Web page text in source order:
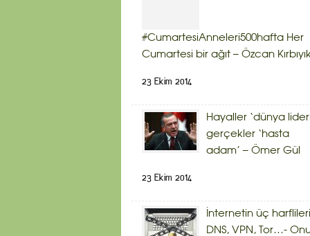
#CumartesiAnneleri500hafta Her
Cumartesi bir ağıt – Özcan
23 Ekim 2014
Hayaller ‘dünya
gerçekler ‘hasta
adam’ – Ömer Gül
23 Ekim 2014
İnternetin üç
DNS, VPN, Tor…-